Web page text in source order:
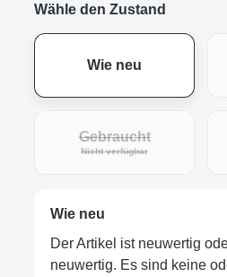
Wähle den Zustand
Wie neu
Gebraucht
Nicht verfügbar(Diese Option ist
Wie neu
Der Artikel ist neuwertig
neuwertig. Es sind keine